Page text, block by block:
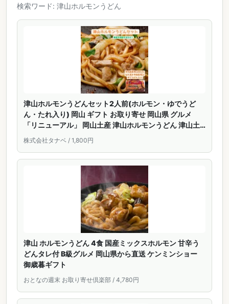
検索ワード: 津山ホルモンうどん
津山ホルモンうどんセット2人前(ホルモン・ゆでうど
ん・たれ入り) 岡山 ギフト お取り寄せ 岡山県 グルメ
「リニューアル」 岡山土産 津山ホルモンうどん 津山土
産 B-1グランプリ 国産ホルモン 簡単 セット ホルモンう
どん ゆでうどん ホルモン 帰省 手土産 焼きうどん
株式会社タナベ / 1,800円
津山 ホルモンうどん 4食 国産ミックスホルモン 甘辛う
どんタレ付 B級グルメ 岡山県から直送 ケンミンショー
御歳暮ギフト
おとなの週末 お取り寄せ倶楽部 / 4,780円